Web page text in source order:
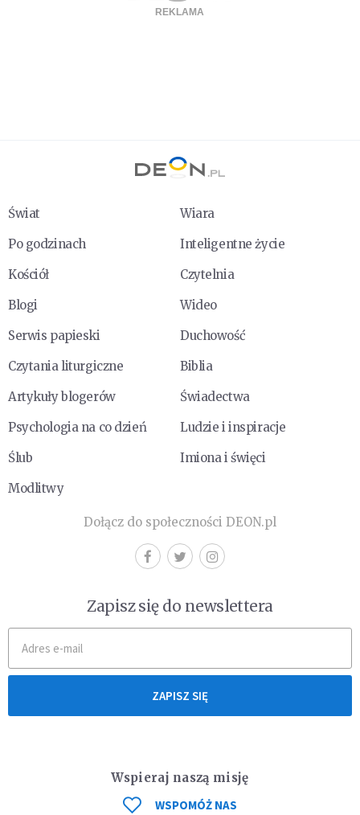
Świat
Wiara
Po godzinach
Inteligentne życie
Kościół
Czytelnia
Blogi
Wideo
Serwis papieski
Duchowość
Czytania liturgiczne
Biblia
Artykuły blogerów
Świadectwa
Psychologia na co dzień
Ludzie i inspiracje
Ślub
Imiona i święci
Modlitwy
Dołącz do społeczności DEON.pl
Zapisz się do newslettera
ZAPISZ SIĘ
Wspieraj naszą misję
WSPOMÓŻ NAS